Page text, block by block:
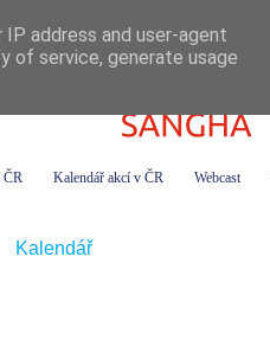
ČR Kalendář akcí v ČR Webcast
Kalendář
address and user-agent
of service, generate usage